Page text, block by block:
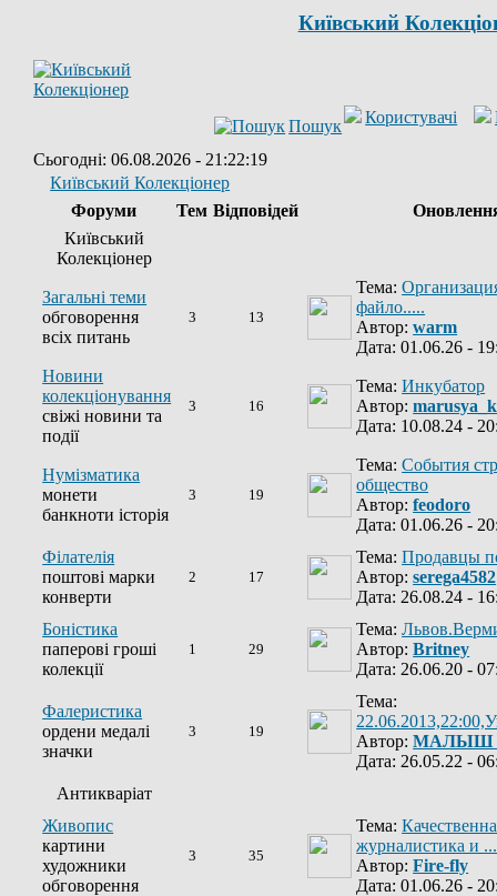
Київський
Пошук Користувачі
Сьогодні: 06.08.2026 - 21:22:19
Київський Колекціонер
Форуми
Тем Відповідей
Київський
Колекціонер
Загальні теми
обговорення
всіх питань
3 13
Тема:
файло.....
Автор:warm
Дата: 01.06.26 -
Новини
колекціонування
свіжі новини та
події
3 16
Тема:Инкубатор
Автор:
Дата: 10.08.24 -
Нумізматика
монети
банкноти історія
3 19
Тема:События
общество
Автор:feodoro
Дата: 01.06.26 -
Філателія
поштові марки
конверти
2 17
Тема:Продавцы
Автор:serega4582
Дата: 26.08.24 -
Боністика
паперові гроші
колекції
1 29
Тема:
Автор:Britney
Дата: 26.06.20 -
Фалеристика
ордени медалі
значки
3 19
Тема:
Автор:МАЛЫШ
Дата: 26.05.22 -
Антикваріат
Живопис
картини
художники
обговорення
3 35
Тема:
журналистика и
Автор:Fire-fly
Дата: 01.06.26 -